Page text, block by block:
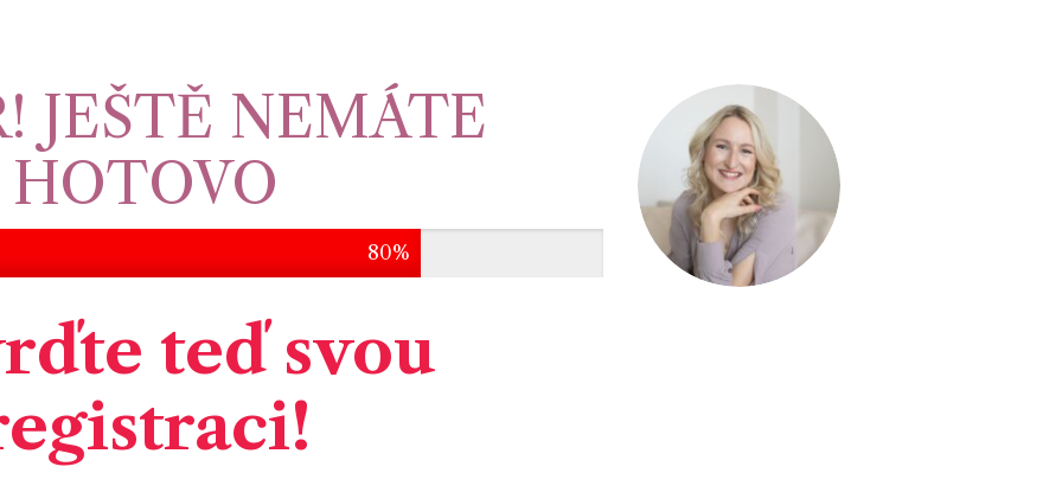
JEŠTĚ NEMÁTE
HOTOVO
80%
teď svou